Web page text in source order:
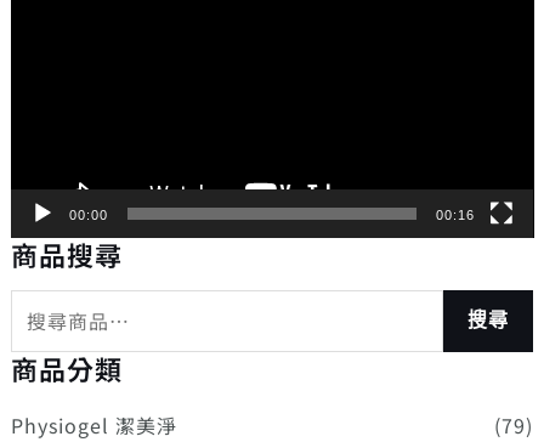
00:00 00:16
商品搜尋
搜尋
商品分類
Physiogel 潔美淨
(79)